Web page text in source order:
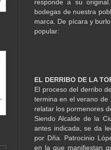
responde a su
bodegas de nuestra
marca. De pícara y
popular:
EL DERRIBO DE LA
El proceso del derribo
termina en el verano de
relatar los pormenores
Siendo Alcalde de la
antes indicada, se da
por Dña. Patrocinio
en la que manifiestan